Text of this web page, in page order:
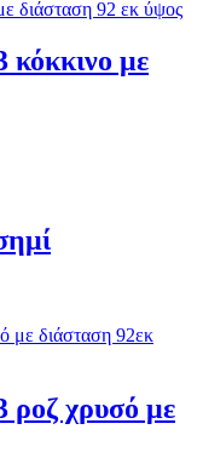
με
ροζ χρυσό με